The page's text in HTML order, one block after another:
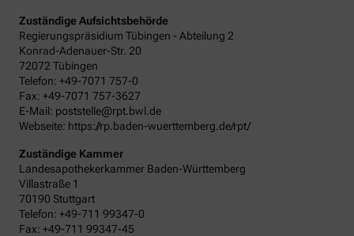
Zuständige Aufsichtsbehörde
Regierungspräsidium Tübingen - Abteilung 2
Konrad-Adenauer-Str. 20
72072 Tübingen
Telefon: +49-7071 757-0
Fax: +49-7071 757-3627
E-Mail: poststelle@rpt.bwl.de
Webseite: https://rp.baden-wuerttemberg.de/rpt/
Zuständige Kammer
Landesapothekerkammer Baden-Württemberg
Villastraße 1
70190 Stuttgart
Telefon: +49-711 99347-0
Fax: +49-711 99347-45